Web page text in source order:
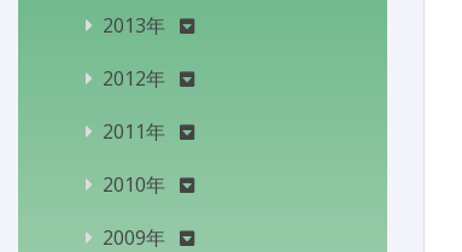
2013年
2012年
2011年
2010年
2009年